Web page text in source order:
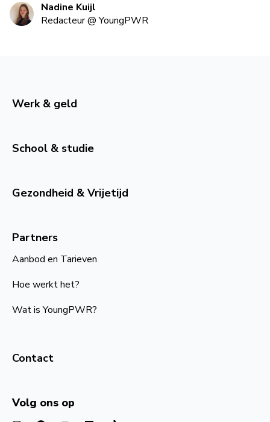
Nadine Kuijl
Redacteur@YoungPWR
Werk & geld
School & studie
Gezondheid & Vrijetijd
Partners
Aanbod en Tarieven
Hoe werkt het?
Wat is YoungPWR?
Contact
Volg ons op